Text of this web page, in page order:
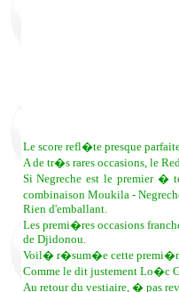
Le score refl�te presque
A de tr�s rares occasions, le
Si Negreche est le premier �
combinaison Moukila -
Rien d'emballant.
Les premi�res occasions
de Djidonou.
Voil� r�sum�e cette premi�re
Comme le dit justement Lo�c
Au retour du vestiaire, � pas